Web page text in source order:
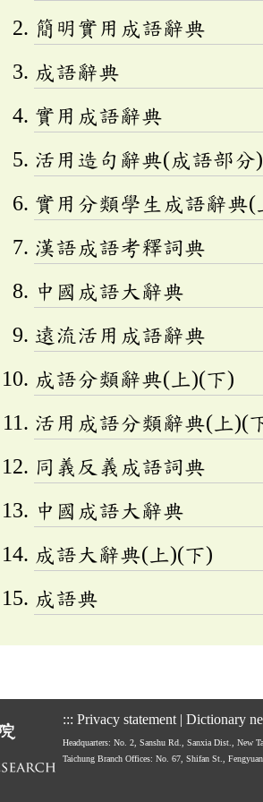
簡明實用成語辭典
成語辭典
實用成語辭典
活用造句辭典(成語部分)
實用分類學生成語辭典(
漢語成語考釋詞典
中國成語大辭典
遠流活用成語辭典
成語分類辭典(上)(下)
活用成語分類辭典(上)(
同義反義成語詞典
中國成語大辭典
成語大辭典(上)(下)
成語典
::: Privacy statement | Dictionary
Headquarters: No. 2, Sanshu Rd., Sanxia Dist., New
Taichung Branch Offices: No. 67, Shifan St.,